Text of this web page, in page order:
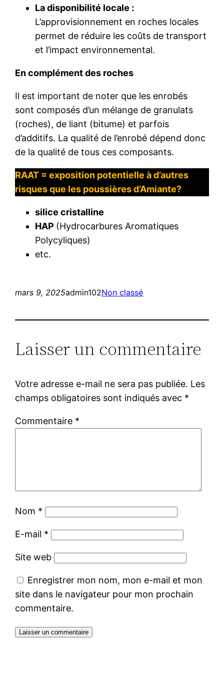
La disponibilité locale :
L’approvisionnement en roches locales
permet de réduire les coûts de transport
et l’impact environnemental.
En complément des roches
Il est important de noter que les enrobés
sont composés d’un mélange de granulats
(roches), de liant (bitume) et parfois
d’additifs. La qualité de l’enrobé dépend donc
de la qualité de tous ces composants.
RAAT = exposition potentielle à d’autres
risques que les poussières d’Amiante?
silice cristalline
HAP (Hydrocarbures Aromatiques
Polycyliques)
etc.
mars 9, 2025admin102Non classé
Laisser un commentaire
Votre adresse e-mail ne sera pas publiée. Les
champs obligatoires sont indiqués avec *
Commentaire *
Nom *
E-mail *
Site web
Enregistrer mon nom, mon e-mail et mon
site dans le navigateur pour mon prochain
commentaire.